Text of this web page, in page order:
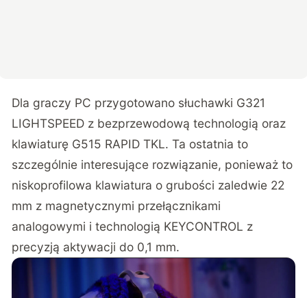
Dla graczy PC przygotowano słuchawki G321
LIGHTSPEED z bezprzewodową technologią oraz
klawiaturę G515 RAPID TKL. Ta ostatnia to
szczególnie interesujące rozwiązanie, ponieważ to
niskoprofilowa klawiatura o grubości zaledwie 22
mm z magnetycznymi przełącznikami
analogowymi i technologią KEYCONTROL z
precyzją aktywacji do 0,1 mm.